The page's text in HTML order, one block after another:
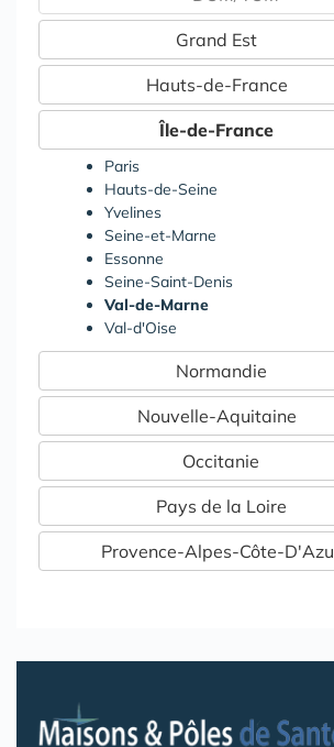
Grand Est
Hauts-de-France
Île-de-France
Paris
Hauts-de-Seine
Yvelines
Seine-et-Marne
Essonne
Seine-Saint-Denis
Val-de-Marne
Val-d'Oise
Normandie
Nouvelle-Aquitaine
Occitanie
Pays de la Loire
Provence-Alpes-Côte-